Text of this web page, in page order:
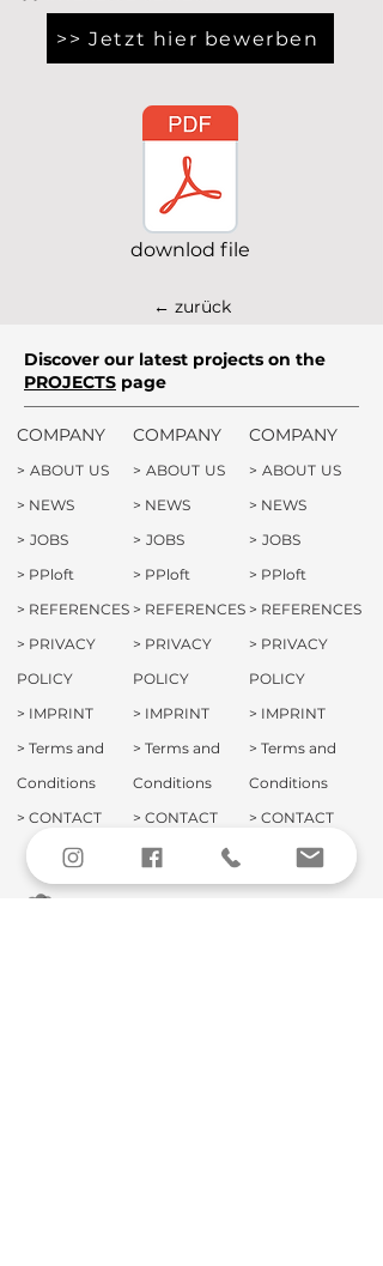
>> Jetzt hier bewerben
downlod file
← zurück
Discover our latest projects on the
PROJECTS page
COMPANY
> ABOUT US
> NEWS
> JOBS
> PPloft
> REFERENCES
> PRIVACY
POLICY
> IMPRINT
> Terms and
Conditions
> CONTACT
COMPANY
> ABOUT US
> NEWS
> JOBS
> PPloft
> REFERENCES
> PRIVACY
POLICY
> IMPRINT
> Terms and
Conditions
> CONTACT
COMPANY
> ABOUT US
> NEWS
> JOBS
> PPloft
> REFERENCES
> PRIVACY
POLICY
> IMPRINT
> Terms and
Conditions
> CONTACT